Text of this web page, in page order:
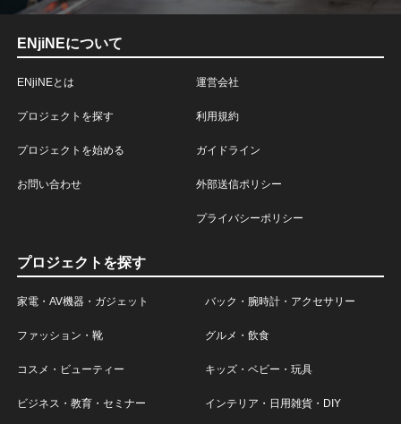
ENjiNEについて
ENjiNEとは
プロジェクトを探す
プロジェクトを始める
お問い合わせ
運営会社
利用規約
ガイドライン
外部送信ポリシー
プライバシーポリシー
プロジェクトを探す
家電・AV機器・ガジェット バック・腕時計・アクセサリー
ファッション・靴 グルメ・飲食
コスメ・ビューティー キッズ・ベビー・玩具
ビジネス・教育・セミナー インテリア・日用雑貨・DIY